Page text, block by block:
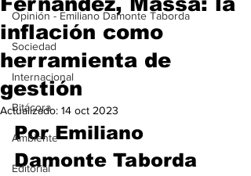
Opinión - Emiliano Damonte Taborda
Sociedad
Internacional
Bitácora
Ambiente
Editorial
inflación como
herramienta de
gestión
Actualizado: 14 oct 2023
Por Emiliano
Damonte Taborda